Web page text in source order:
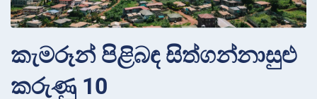
කැමරූන් පිළිබඳ සිත්ගන්නාසුළු
කරුණු 10